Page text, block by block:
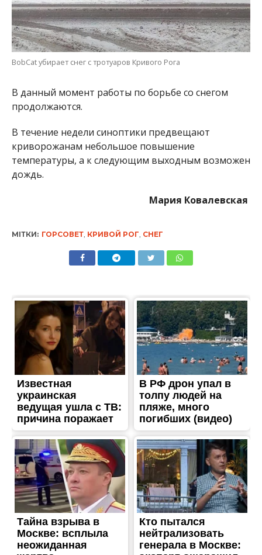
BobCat убирает снег с тротуаров Кривого Рога
В данный момент работы по борьбе со снегом
продолжаются.
В течение недели синоптики предвещают
криворожанам небольшое повышение
температуры, а к следующим выходным возможен
дождь.
Мария Ковалевская
МІТКИ: ГОРСОВЕТ, КРИВОЙ РОГ, СНЕГ